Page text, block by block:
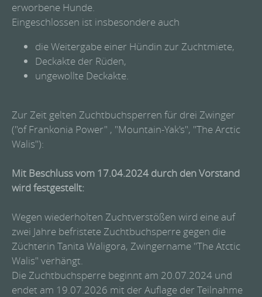
erworbene Hunde.
Eingeschlossen ist insbesondere auch
die Weitergabe einer Hündin zur Zuchtmiete,
Deckakte der Rüden,
ungewollte Deckakte.
Zur Zeit gelten Zuchtbuchsperren für drei Zwinger
("of Frankonia Power" , "Mountain-Yak's", "The Arctic
Walis"):
Mit Beschluss vom 17.04.2024 durch den Vorstand
wird festgestellt:
Wegen wiederholten Zuchtverstößen wird eine auf
zwei Jahre befristete Zuchtbuchsperre gegen die
Züchterin Tanita Waligora, Zwingername "The Atctic
Walis" verhängt.
Die Zuchtbuchsperre beginnt am 20.07.2024 und
endet am 19.07.2026 mit der Auflage der Teilnahme